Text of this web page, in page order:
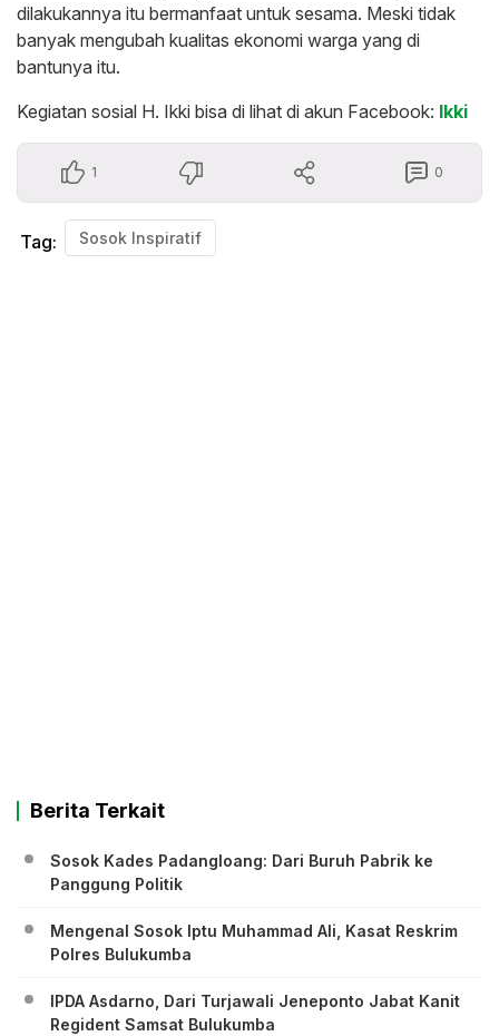
dilakukannya itu bermanfaat untuk sesama. Meski tidak
banyak mengubah kualitas ekonomi warga yang di
bantunya itu.
Kegiatan sosial H. Ikki bisa di lihat di akun Facebook: Ikki
1 0
Tag: Sosok Inspiratif
Berita Terkait
Sosok Kades Padangloang: Dari Buruh Pabrik ke
Panggung Politik
Mengenal Sosok Iptu Muhammad Ali, Kasat Reskrim
Polres Bulukumba
IPDA Asdarno, Dari Turjawali Jeneponto Jabat Kanit
Regident Samsat Bulukumba